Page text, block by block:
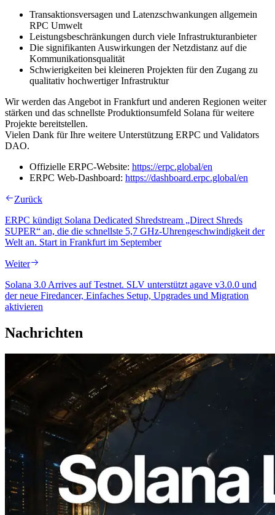
Transaktionsversagen und Latenzschwankungen allgemein
RPC Umwelt
Leistungsbeschränkungen durch viele Infrastrukturanbieter
Die signifikanten Auswirkungen der Netzdistanz auf die
Kommunikationsqualität
Schwierigkeiten bei kleineren Projekten für den Zugang zu
qualitativ hochwertiger Infrastruktur
Wir werden das Angebot in Frankfurt und anderen Regionen weiter
stärken und das schnellste Produktionsumfeld Solana für weitere
Projekte bereitstellen.
Vielen Dank für Ihre weitere Unterstützung ERPC und Validators
DAO.
Offizielle ERPC-Website: https://erpc.global/en
ERPC Web-Dashboard: https://dashboard.erpc.global/en
Zurück
ERPC kündigt Solana Dedicated Shredstream „Direct Shreds
SUPER“ an, die die schnellste 5,7 GHz-Uhrengeschwindigkeit der
Welt an. Start in Frankfurt im September
Weiter
Solana 3.0 Arrives auf Testnet. SLV unterstützt agave v3.0.0 und
der neue Firedancer, Einfaches Setup, Upgrades und Migration
aktivieren
Nachrichten
2026.08.05